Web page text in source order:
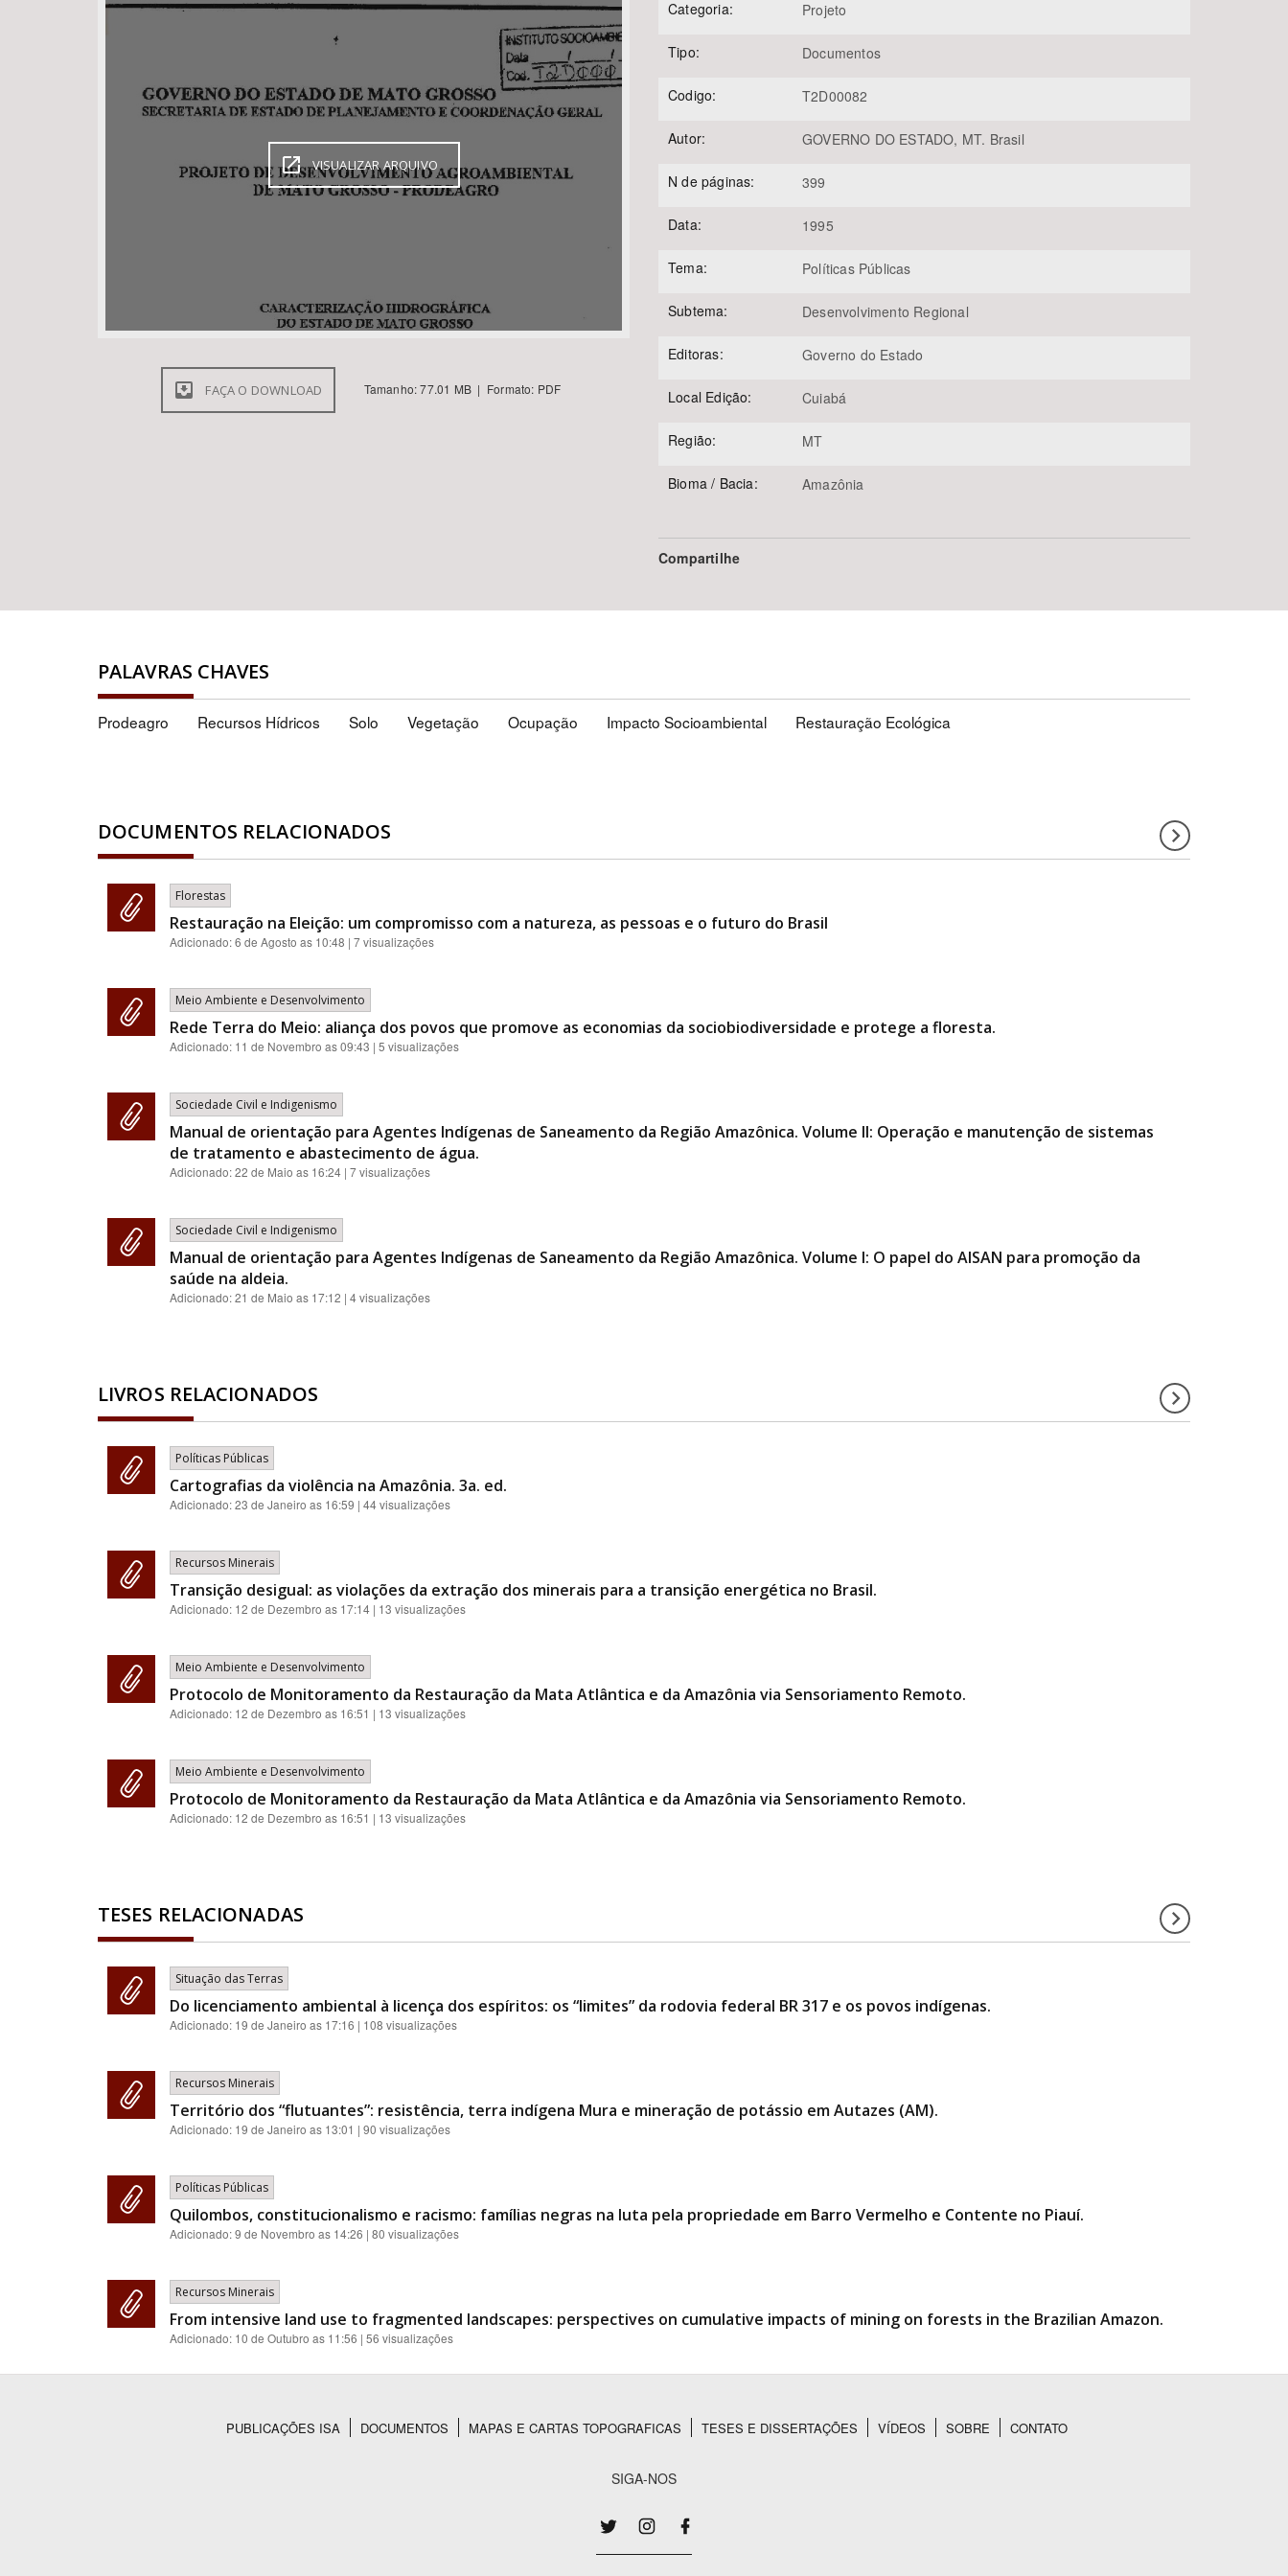
Área de Levantamento Área Protegida
VISUALIZAR ARQUIVO
FAÇA O DOWNLOAD Tamanho: 77.01 MB | Formato: PDF
Categoria: Projeto
Tipo: Documentos
Codigo: T2D00082
Autor: GOVERNO DO ESTADO, MT. Brasil
N de páginas: 399
Data: 1995
Tema: Políticas Públicas
Subtema: Desenvolvimento Regional
Editoras: Governo do Estado
Local Edição: Cuiabá
Região: MT
Bioma / Bacia: Amazônia
Compartilhe
PALAVRAS CHAVES
Prodeagro Recursos Hídricos Solo Vegetação Ocupação Impacto Socioambiental Restauração Ecológica
DOCUMENTOS RELACIONADOS
Florestas
Restauração na Eleição: um compromisso com a natureza, as pessoas e o futuro do Brasil
Adicionado:6 de Agosto as 10:48 | 7 visualizações
Meio Ambiente e Desenvolvimento
Rede Terra do Meio: aliança dos povos que promove as economias da sociobiodiversidade e protege a floresta.
Adicionado: 11 de Novembro as 09:43 | 5 visualizações
Sociedade Civil e Indigenismo
Manual de orientação para Agentes Indígenas de Saneamento da Região Amazônica. Volume II: Operação e manutenção de sistemas
de tratamento e abastecimento de água.
Adicionado:22 de Maio as 16:24 | 7 visualizações
Sociedade Civil e Indigenismo
Manual de orientação para Agentes Indígenas de Saneamento da Região Amazônica. Volume I: O papel do AISAN para promoção da
saúde na aldeia.
Adicionado:21 de Maio as 17:12 | 4 visualizações
LIVROS RELACIONADOS
Políticas Públicas
Cartografias da violência na Amazônia. 3a. ed.
Adicionado:23 de Janeiro as 16:59 | 44 visualizações
Recursos Minerais
Transição desigual: as violações da extração dos minerais para a transição energética no Brasil.
Adicionado: 12 de Dezembro as 17:14 | 13 visualizações
Meio Ambiente e Desenvolvimento
Protocolo de Monitoramento da Restauração da Mata Atlântica e da Amazônia via Sensoriamento Remoto.
Adicionado: 12 de Dezembro as 16:51 | 13 visualizações
Meio Ambiente e Desenvolvimento
Protocolo de Monitoramento da Restauração da Mata Atlântica e da Amazônia via Sensoriamento Remoto.
Adicionado: 12 de Dezembro as 16:51 | 13 visualizações
TESES RELACIONADAS
Situação das Terras
Do licenciamento ambiental à licença dos espíritos: os “limites” da rodovia federal BR 317 e os povos indígenas.
Adicionado: 19 de Janeiro as 17:16 | 108 visualizações
Recursos Minerais
Território dos “flutuantes”: resistência, terra indígena Mura e mineração de potássio em Autazes (AM).
Adicionado: 19 de Janeiro as 13:01 | 90 visualizações
Políticas Públicas
Quilombos, constitucionalismo e racismo: famílias negras na luta pela propriedade em Barro Vermelho e Contente no Piauí.
Adicionado:9 de Novembro as 14:26 | 80 visualizações
Recursos Minerais
From intensive land use to fragmented landscapes: perspectives on cumulative impacts of mining on forests in the Brazilian Amazon.
Adicionado: 10 de Outubro as 11:56 | 56 visualizações
PUBLICAÇÕES ISA DOCUMENTOS MAPAS E CARTAS TOPOGRAFICAS TESES E DISSERTAÇÕES VÍDEOS SOBRE CONTATO
SIGA-NOS